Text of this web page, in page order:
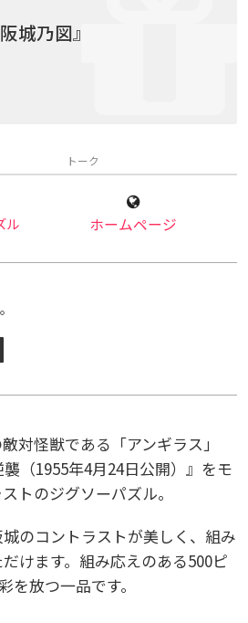
城乃図』
トーク
ル ホームページ
対怪獣である「アンギラス」
（1955年4月24日公開）』をモ
トのジグソーパズル。
のコントラストが美しく、組み
けます。組み応えのある500ピ
放つ一品です。